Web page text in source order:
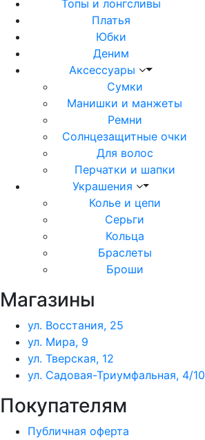
Топы и лонгсливы
Платья
Юбки
Деним
Аксессуары
Сумки
Манишки и манжеты
Ремни
Солнцезащитные очки
Для волос
Перчатки и шапки
Украшения
Колье и цепи
Серьги
Кольца
Браслеты
Броши
Магазины
ул. Восстания, 25
ул. Мира, 9
ул. Тверская, 12
ул. Садовая-Триумфальная, 4/10
Покупателям
Публичная оферта